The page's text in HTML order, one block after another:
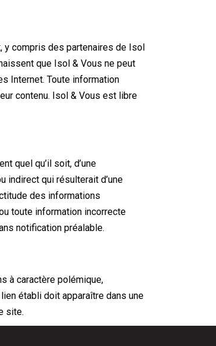
y compris des partenaires de Isol
que Isol & Vous ne peut
Internet. Toute information
contenu. Isol & Vous est libre
quel qu’il soit, d’une
indirect qui résulterait d’une
des informations
toute information incorrecte
notification préalable.
à caractère polémique,
établi doit apparaître dans une
site.